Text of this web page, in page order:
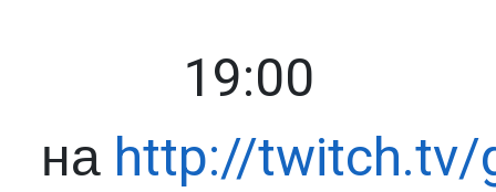
19:00
на http://twitch.tv/